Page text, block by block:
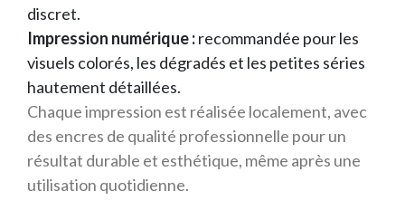
discret.
Impression numérique :recommandée pour les
visuels colorés, les dégradés et les petites séries
hautement détaillées.
Chaque impression est réalisée localement, avec
des encres de qualité professionnelle pour un
résultat durable et esthétique, même après une
utilisation quotidienne.